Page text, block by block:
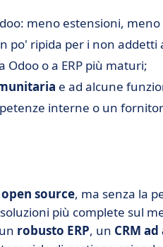
meno estensioni,
po' ripida per i non addetti
Odoo o a ERP più maturi;
e ad alcune
interne o un
open source, ma senza la
più complete sul
robusto ERP, un CRM